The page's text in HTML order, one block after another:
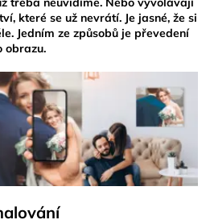
které se už nevrátí. Je jasné, že si
Jedním ze způsobů je převedení
obrazu.